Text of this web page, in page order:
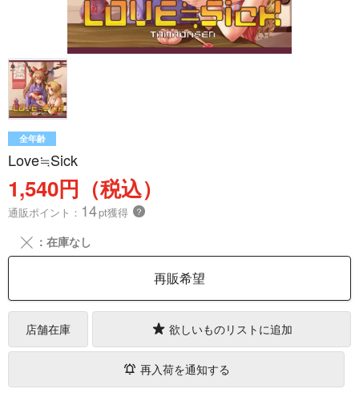
全年齢
Love≒Sick
1,540円（税込）
通販ポイント： 14pt獲得 ？
╳ ：在庫なし
再販希望
店舗在庫 欲しいものリストに追加
再入荷を通知する